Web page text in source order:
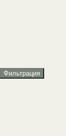
Фильтрация